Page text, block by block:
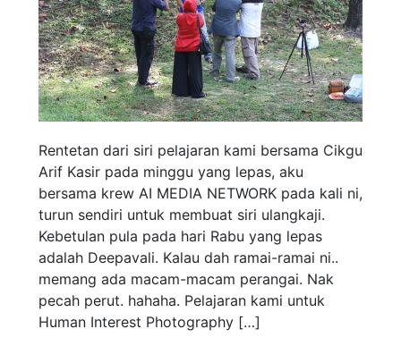
Rentetan dari siri pelajaran kami bersama Cikgu
Arif Kasir pada minggu yang lepas, aku
bersama krew AI MEDIA NETWORK pada kali ni,
turun sendiri untuk membuat siri ulangkaji.
Kebetulan pula pada hari Rabu yang lepas
adalah Deepavali. Kalau dah ramai-ramai ni..
memang ada macam-macam perangai. Nak
pecah perut. hahaha. Pelajaran kami untuk
Human Interest Photography […]